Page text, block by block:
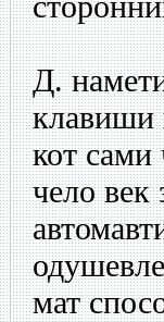
Д.
клавиши
кот сами
чело век
мат